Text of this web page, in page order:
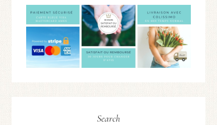
Search